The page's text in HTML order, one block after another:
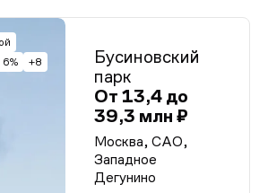
6%
+8
Бусиновский
парк
От 13,4 до
39,3 млн ₽
Москва, САО,
Западное
Дегунино